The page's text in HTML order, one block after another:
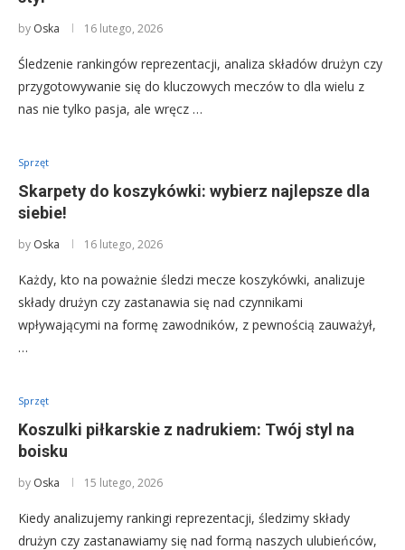
by Oska 16 lutego, 2026
Śledzenie rankingów reprezentacji, analiza składów drużyn czy
przygotowywanie się do kluczowych meczów to dla wielu z
nas nie tylko pasja, ale wręcz …
Sprzęt
Skarpety do koszykówki: wybierz najlepsze dla
siebie!
by Oska 16 lutego, 2026
Każdy, kto na poważnie śledzi mecze koszykówki, analizuje
składy drużyn czy zastanawia się nad czynnikami
wpływającymi na formę zawodników, z pewnością zauważył,
…
Sprzęt
Koszulki piłkarskie z nadrukiem: Twój styl na
boisku
by Oska 15 lutego, 2026
Kiedy analizujemy rankingi reprezentacji, śledzimy składy
drużyn czy zastanawiamy się nad formą naszych ulubieńców,